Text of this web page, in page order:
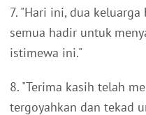
7. "Hari ini, dua
semua hadir untuk
istimewa ini."
8. "Terima kasih telah
tergoyahkan dan tekad